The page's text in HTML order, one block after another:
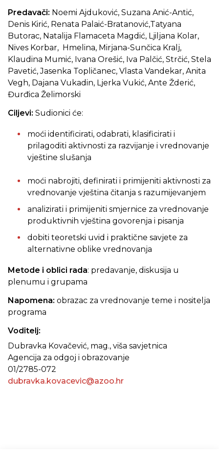
Predavači: Noemi Ajduković, Suzana Anić-Antić,
Denis Kirić, Renata Palaić-Bratanović,Tatyana
Butorac, Natalija Flamaceta Magdić, Ljiljana Kolar,
Nives Korbar, Hmelina, Mirjana-Sunčica Kralj,
Klaudina Mumić, Ivana Orešić, Iva Palčić, Strčić, Stela
Pavetić, Jasenka Topličanec, Vlasta Vandekar, Anita
Vegh, Dajana Vukadin, Ljerka Vukić, Ante Žderić,
Đurđica Želimorski
Ciljevi: Sudionici će:
moći identificirati, odabrati, klasificirati i
prilagoditi aktivnosti za razvijanje i vrednovanje
vještine slušanja
moći nabrojiti, definirati i primijeniti aktivnosti za
vrednovanje vještina čitanja s razumijevanjem
analizirati i primijeniti smjernice za vrednovanje
produktivnih vještina govorenja i pisanja
dobiti teoretski uvid i praktične savjete za
alternativne oblike vrednovanja
Metode i oblici rada: predavanje, diskusija u
plenumu i grupama
Napomena: obrazac za vrednovanje teme i nositelja
programa
Voditelj:
Dubravka Kovačević, mag., viša savjetnica
Agencija za odgoj i obrazovanje
01/2785-072
dubravka.kovacevic@azoo.hr